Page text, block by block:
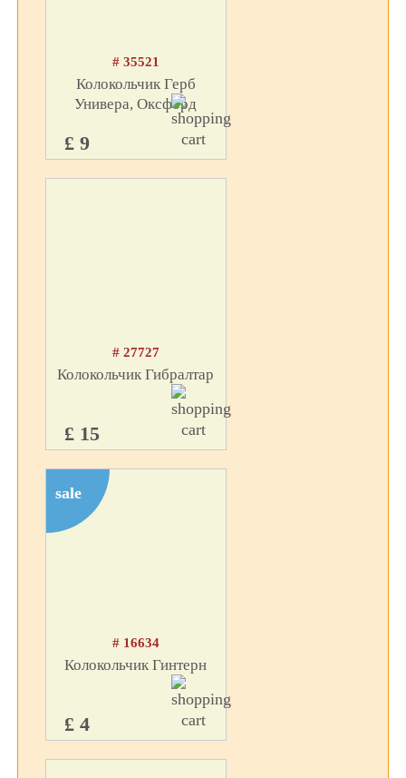
# 35521
Колокольчик Герб
Универа, Оксфорд
£ 9
# 27727
Колокольчик Гибралтар
£ 15
sale
# 16634
Колокольчик Гинтерн
£ 4